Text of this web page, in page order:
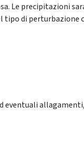
Le precipitazioni
tipo di perturbazione
eventuali